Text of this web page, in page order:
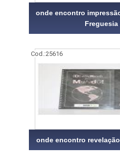
onde encontro
Freguesia
Cod.:25616
onde encontro